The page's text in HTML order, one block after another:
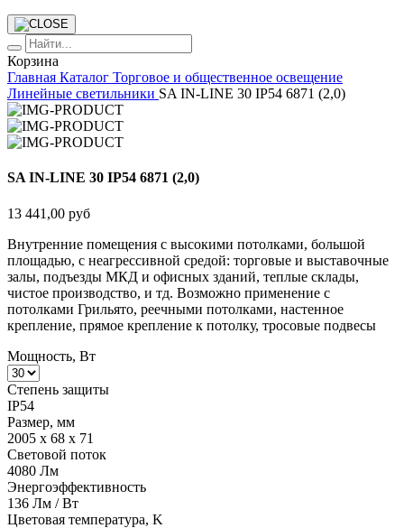
Корзина
Главная Каталог Торговое и общественное освещение
Линейные светильники SA IN-LINE 30 IP54 6871 (2,0)
SA IN-LINE 30 IP54 6871 (2,0)
13 441,00 руб
Внутренние помещения с высокими потолками, большой
площадью, с неагрессивной средой: торговые и выставочные
залы, подъезды МКД и офисных зданий, теплые склады,
чистое производство, и тд. Возможно применение с
потолками Грильято, реечными потолками, настенное
крепление, прямое крепление к потолку, тросовые подвесы
Мощность, Вт
Степень защиты
IP54
Размер, мм
2005 x 68 x 71
Световой поток
4080 Лм
Энергоэффективность
136 Лм / Вт
Цветовая температура, K